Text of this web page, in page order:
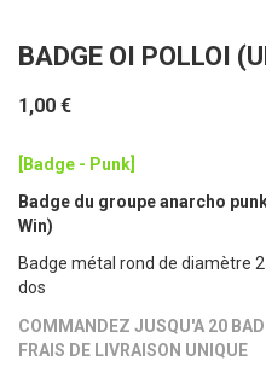
BADGE OI POLLOI
1,00 €
[Badge - Punk]
Badge du groupe anarcho
Win)
Badge métal rond de diamètre
dos
COMMANDEZ JUSQU'A 20
FRAIS DE LIVRAISON UNIQUE